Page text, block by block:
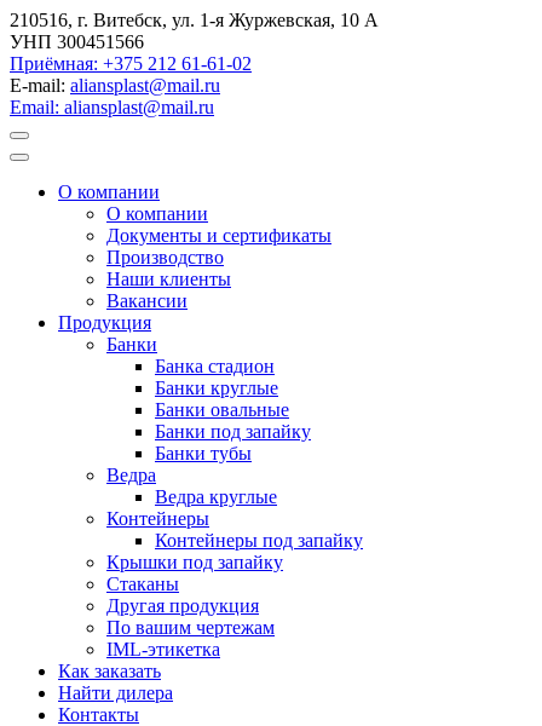
210516, г. Витебск, ул. 1-я Журжевская, 10 А
УНП 300451566
Приёмная: +375 212 61-61-02
E-mail: aliansplast@mail.ru
Email: aliansplast@mail.ru
О компании
О компании
Документы и сертификаты
Производство
Наши клиенты
Вакансии
Продукция
Банки
Банка стадион
Банки круглые
Банки овальные
Банки под запайку
Банки тубы
Ведра
Ведра круглые
Контейнеры
Контейнеры под запайку
Крышки под запайку
Стаканы
Другая продукция
По вашим чертежам
IML-этикетка
Как заказать
Найти дилера
Контакты